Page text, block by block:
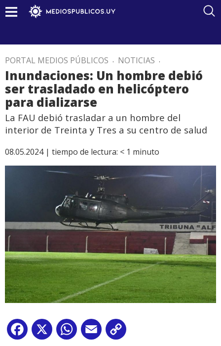
PORTAL MEDIOS PÚBLICOS . NOTICIAS .
Inundaciones: Un hombre debió
ser trasladado en helicóptero
para dializarse
La FAU debió trasladar a un hombre del
interior de Treinta y Tres a su centro de salud
08.05.2024 | tiempo de lectura: < 1 minuto
Facebook
X WhatsApp
Email